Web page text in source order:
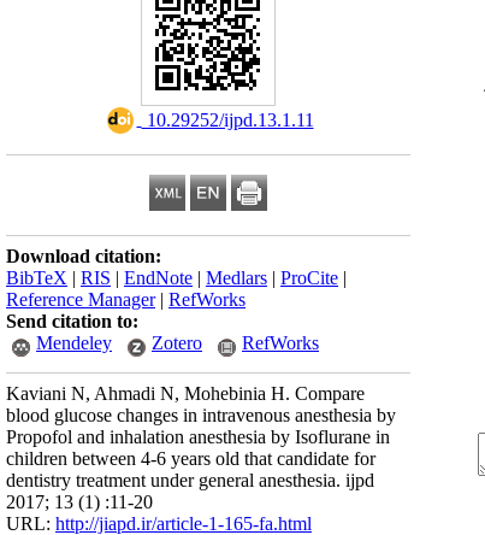
‎ 10.29252/ijpd.13.1.11
Download citation:
BibTeX | RIS | EndNote | Medlars | ProCite |
Reference Manager| RefWorks
Send citation to:
Mendeley
Zotero RefWorks
Kaviani N, Ahmadi N, Mohebinia H. Compare
blood glucose changes in intravenous anesthesia by
Propofol and inhalation anesthesia by Isoflurane in
children between 4-6 years old that candidate for
dentistry treatment under general anesthesia. ijpd
2017; 13 (1) :11-20
URL: http://jiapd.ir/article-1-165-fa.html